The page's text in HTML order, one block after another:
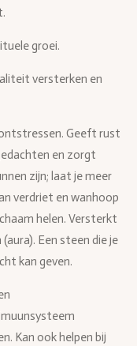
groei.
versterken en
Geeft rust
en zorgt
zijn; laat je meer
verdriet en wanhoop
helen. Versterkt
Een steen die je
kan geven.
Kan ook helpen bij